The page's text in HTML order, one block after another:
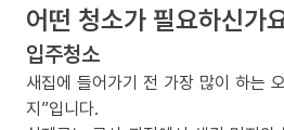
어떤 청소가 필요하신가
입주청소
새집에 들어가기 전 가장 많이 하는
지”입니다.